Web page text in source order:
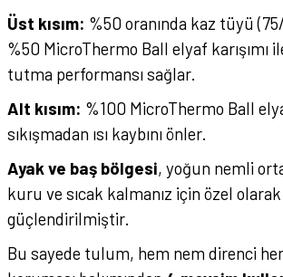
Üst kısım: %50 oranında kaz tüyü
%50 MicroThermo Ball elyaf karışımı
tutma performansı sağlar.
Alt kısım: %100 MicroThermo Ball
sıkışmadan ısı kaybını önler.
Ayak ve baş bölgesi, yoğun nemli
kuru ve sıcak kalmanız için özel
güçlendirilmiştir.
Bu sayede tulum, hem nem direnci